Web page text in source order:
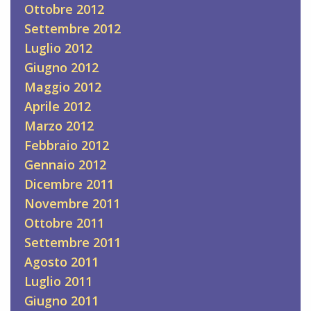
Ottobre 2012
Settembre 2012
Luglio 2012
Giugno 2012
Maggio 2012
Aprile 2012
Marzo 2012
Febbraio 2012
Gennaio 2012
Dicembre 2011
Novembre 2011
Ottobre 2011
Settembre 2011
Agosto 2011
Luglio 2011
Giugno 2011